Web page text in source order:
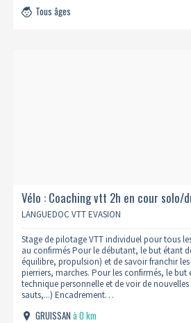
Tous âges
Vélo : Coaching vtt 2h en cour solo/
LANGUEDOC VTT EVASION
Stage de pilotage VTT individuel pour tous
au confirmés Pour le débutant, le but étant
équilibre, propulsion) et de savoir franchir
pierriers, marches. Pour les confirmés, le
technique personnelle et de voir de
sauts,...) Encadrement…
GRUISSANà 0 km